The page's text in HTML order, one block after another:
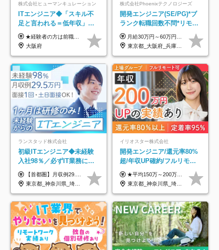
株式会社ヒューマンキュレーション
ITエンジニア◆「スキル不
足と言われる＝低年収」で
はない！｜ 不安を克服し、
年収アップした社員の実例
★経験者の方は前職の年収以上を保証します ★案件単価を開示した上で80％以上を還元します 月給25万円以上＋賞与年2回 ※経験や能力を考慮の上で優遇します ※試用期間が3ヶ月(その間の給与・待遇・雇用形態に変更はありません) ※月給には月20時間分のみなし残業手当(5万円)を含みます(超過分は別途支給) ★残業平均は月10時間以下ですので、毎月10時間分程度はお得です！
大阪府
株式会社Phoenixテクノロジーズ
開発エンジニア(SE/PG)*ブ
ランク転職回数不問*リモー
ト案件多数*残業ほぼ0*通院
のための半休制度あり
月給30万円～60万円+住宅手当+職能手当+役職手当+決算賞与+報奨金 ※経験・能力を考慮し、優遇します ※給与には20時間分のみなし時間外手当(3万7000円以上)を含みます(超過時間分は別途追加支給) ※試用期間3～6ヵ月あり(その間の給与、待遇に差異なし) ※場合によって契約社員での採用の可能性あり(面接時に応相談)
東京都_大阪府_兵庫県_京都府_福岡県
ランスタッド株式会社
初級ITエンジニア◆未経験
入社98％／必ずIT業務に配
属／月収例29.5万円／Web
面接1回／土日面接可/SE
【首都圏】月収例29.5万円（月給26万円＋諸手当） 【東海・関西】月収例28.5万円（月給25万円＋諸手当） 【九州】月収例26万円（月給23万円＋諸手当） ※経験・スキル・前職給与を踏まえ、総合的に判断して決定します。 例：首都圏 月収例31万円（月給27万円＋諸手当） ◆各種手当 ・通勤手当（上限4万円まで） ・残業代手当（1分単位で全額支給） ※固定残業代制は採用しておりません ・深夜勤務手当 ・資格取得支援（ランクに応じてお祝い金1万円～10万円を支給） ◆昇給：年1回 ◆補足 ・研修中1ヶ月間は、時給1670円となります。 ・試用期間6ヶ月あり。その間の待遇に変更はありません。 ※詳細は面接時にご案内します。
東京都_神奈川県_埼玉県_千葉県_大阪府_愛知県_兵庫県_京都府_福岡県
イリオスター株式会社
開発エンジニア/還元率80%
超/年収UP確約/フルリモ
OK/年休130日/平均残業7h/
約2万件の案件から選択
★平均150万～200万円年収UPを実現！ ★前職給与を100％保証！ ★案件内容の開示・明確な評価体制あり ⇒クライアント評価で即昇給を実現したケースも◎ ★年12回（毎月昇給チャンスあり） ■月給35万円～103万円 ※経験・能力・前職給与を考慮し、決定 ※上記給与には月30時間分(6万6500円以上)の固定残業代が含まれます。超過分は手当として別途支給します ※試用期間3ヶ月あり(期間中の給与・待遇面に差異はありません) ▼収入アップの実例をご紹介 ───────────── ★働き方改革をした30代男性（PG） 子どもが生まれたばかりなのに、忙しい現場で残業も月50～60時間が当たり前。 ⇒残業ほぼゼロ＆週3リモートの働き方に！しかも給与もアップ！ ★収入アップした30代男性（PM） 子供が3人いて家計も苦しく、残業代で稼ぐ日々… ⇒残業をたくさんしていた年収額より、100万円以上アップしました！
東京都_神奈川県_埼玉県_千葉県_大阪府_愛知県_北海道_青森県_岩手県_宮城県_秋田県_山形県_福島県_茨城県_栃木県_群馬県_新潟県_山梨県_長野県_富山県_石川県_福井県_静岡県_岐阜県_三重県_兵庫県_京都府_滋賀県_奈良県_和歌山県_広島県_岡山県_鳥取県_島根県_山口県_徳島県_香川県_愛媛県_高知県_福岡県_熊本県_佐賀県_長崎県_大分県_宮崎県_鹿児島県_沖縄県